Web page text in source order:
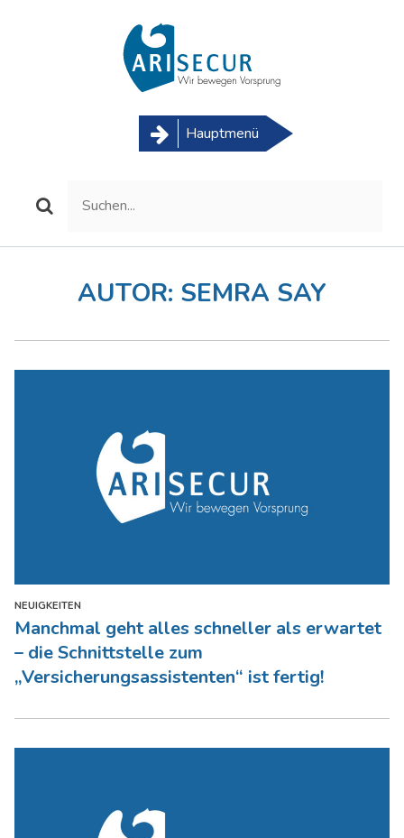
Hauptmenü
AUTOR: SEMRA SAY
NEUIGKEITEN
Manchmal geht alles schneller als erwartet
– die Schnittstelle zum
„Versicherungsassistenten“ ist fertig!